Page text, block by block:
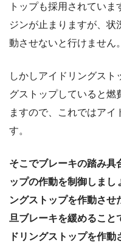
トップも採用されてい
ジンが止まりますが、状
動させないと行けません。
しかしアイドリングス
グストップしていると燃
ますので、これではア
す。
そこでブレーキの踏み具
ップの作動を制御しまし
ングストップを作動させ
旦ブレーキを緩めること
ドリングストップを作動